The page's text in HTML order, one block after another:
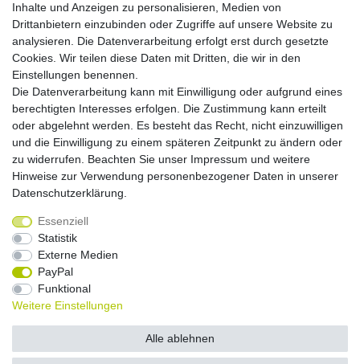
Zahlungsmöglichkeiten
Versandkosten
Versandarten
Auslandsversand, Hochgebirgs- oder
Insellieferung
Widerrufs­recht
Daten­schutz­erklärung
Inhalte und Anzeigen zu personalisieren, Medien von
Drittanbietern einzubinden oder Zugriffe auf unsere Website zu
analysieren. Die Datenverarbeitung erfolgt erst durch gesetzte
Cookies. Wir teilen diese Daten mit Dritten, die wir in den
Einstellungen benennen.
Die Datenverarbeitung kann mit Einwilligung oder aufgrund eines
berechtigten Interesses erfolgen. Die Zustimmung kann erteilt
oder abgelehnt werden. Es besteht das Recht, nicht einzuwilligen
und die Einwilligung zu einem späteren Zeitpunkt zu ändern oder
zu widerrufen. Beachten Sie unser Impressum und weitere
Hinweise zur Verwendung personenbezogener Daten in unserer
Daten­schutz­erklärung
Essenziell
Statistik
Externe Medien
PayPal
Funktional
Weitere Einstellungen
Alle ablehnen